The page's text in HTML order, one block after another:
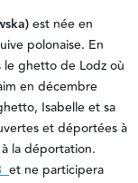
est née en
polonaise. En
le ghetto de Lodz où
en décembre
Isabelle et sa
et déportées à
la déportation.
et ne participera